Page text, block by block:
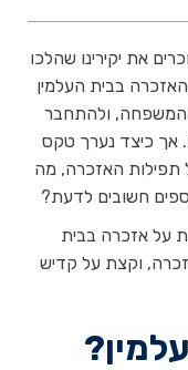
את יקירינו שהלכו
בבית העלמין
המשפחה, ולהתחבר
אך כיצד נערך טקס
תפילות האזכרה, מה
חשובים לדעת?
על אזכרה בבית
וקצת על קדיש